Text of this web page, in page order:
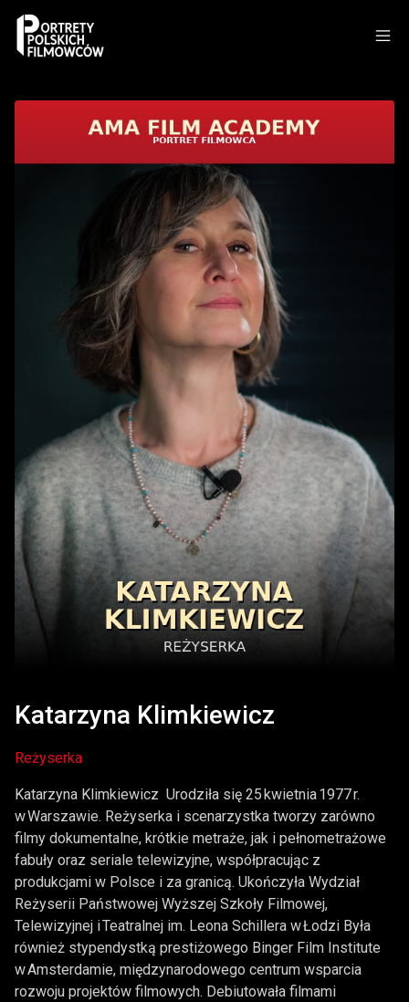
Katarzyna Klimkiewicz
Reżyserka
Katarzyna Klimkiewicz Urodziła się 25 kwietnia 1977 r.
w Warszawie. Reżyserka i scenarzystka tworzy zarówno
filmy dokumentalne, krótkie metraże, jak i pełnometrażowe
fabuły oraz seriale telewizyjne, współpracując z
produkcjami w Polsce i za granicą. Ukończyła Wydział
Reżyserii Państwowej Wyższej Szkoły Filmowej,
Telewizyjnej i Teatralnej im. Leona Schillera w Łodzi Była
również stypendystką prestiżowego Binger Film Institute
w Amsterdamie, międzynarodowego centrum wsparcia
rozwoju projektów filmowych. Debiutowała filmami